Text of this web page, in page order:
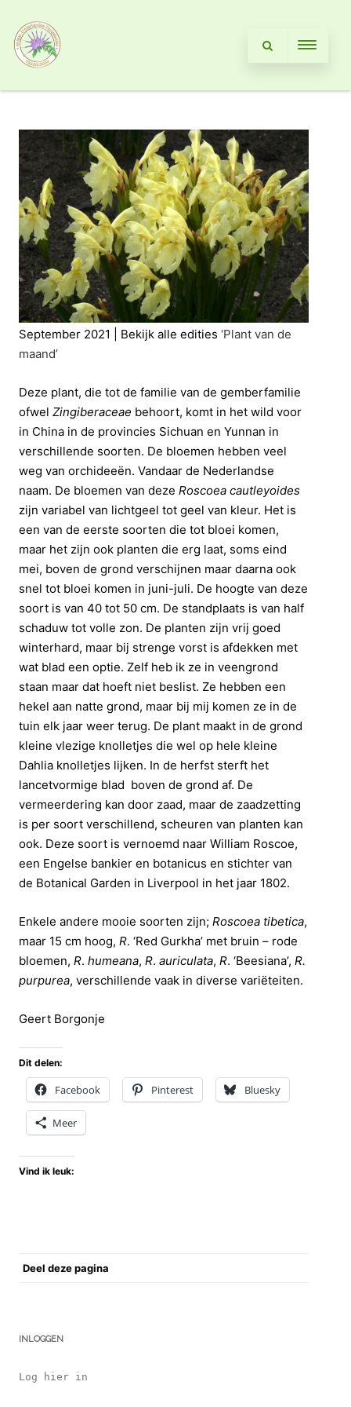
September 2021 | Bekijk alle edities ‘Plant van de
maand’
Deze plant, die tot de familie van de gemberfamilie
ofwel Zingiberaceae behoort, komt in het wild voor
in China in de provincies Sichuan en Yunnan in
verschillende soorten. De bloemen hebben veel
weg van orchideeën. Vandaar de Nederlandse
naam. De bloemen van deze Roscoea cautleyoides
zijn variabel van lichtgeel tot geel van kleur. Het is
een van de eerste soorten die tot bloei komen,
maar het zijn ook planten die erg laat, soms eind
mei, boven de grond verschijnen maar daarna ook
snel tot bloei komen in juni-juli. De hoogte van deze
soort is van 40 tot 50 cm. De standplaats is van half
schaduw tot volle zon. De planten zijn vrij goed
winterhard, maar bij strenge vorst is afdekken met
wat blad een optie. Zelf heb ik ze in veengrond
staan maar dat hoeft niet beslist. Ze hebben een
hekel aan natte grond, maar bij mij komen ze in de
tuin elk jaar weer terug. De plant maakt in de grond
kleine vlezige knolletjes die wel op hele kleine
Dahlia knolletjes lijken. In de herfst sterft het
lancetvormige blad boven de grond af. De
vermeerdering kan door zaad, maar de zaadzetting
is per soort verschillend, scheuren van planten kan
ook. Deze soort is vernoemd naar William Roscoe,
een Engelse bankier en botanicus en stichter van
de Botanical Garden in Liverpool in het jaar 1802.
Enkele andere mooie soorten zijn; Roscoea tibetica,
maar 15 cm hoog, R. ‘Red Gurkha’ met bruin – rode
bloemen, R. humeana, R. auriculata, R. ‘Beesiana’, R.
purpurea, verschillende vaak in diverse variëteiten.
Geert Borgonje
Dit delen:
Facebook Pinterest Bluesky
Meer
Vind ik leuk:
Deel deze pagina
INLOGGEN
Log hier in